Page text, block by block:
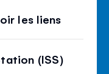
les liens
(ISS)